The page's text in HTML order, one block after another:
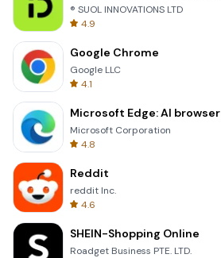
® SUOL INNOVATIONS LTD
4.9
Google Chrome
Google LLC
4.1
Microsoft Edge: AI browser
Microsoft Corporation
4.8
Reddit
reddit Inc.
4.6
SHEIN-Shopping Online
Roadget Business PTE. LTD.